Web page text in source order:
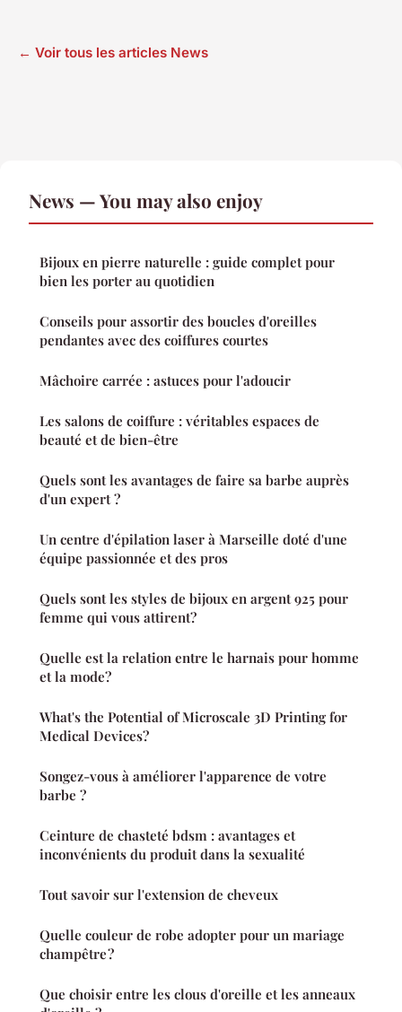
← Voir tous les articles News
News — You may also enjoy
Bijoux en pierre naturelle : guide complet pour
bien les porter au quotidien
Conseils pour assortir des boucles d'oreilles
pendantes avec des coiffures courtes
Mâchoire carrée : astuces pour l'adoucir
Les salons de coiffure : véritables espaces de
beauté et de bien-être
Quels sont les avantages de faire sa barbe auprès
d'un expert ?
Un centre d'épilation laser à Marseille doté d'une
équipe passionnée et des pros
Quels sont les styles de bijoux en argent 925 pour
femme qui vous attirent?
Quelle est la relation entre le harnais pour homme
et la mode?
What's the Potential of Microscale 3D Printing for
Medical Devices?
Songez-vous à améliorer l'apparence de votre
barbe ?
Ceinture de chasteté bdsm : avantages et
inconvénients du produit dans la sexualité
Tout savoir sur l'extension de cheveux
Quelle couleur de robe adopter pour un mariage
champêtre ?
Que choisir entre les clous d'oreille et les anneaux